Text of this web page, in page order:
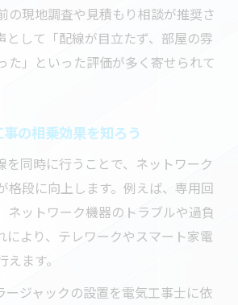
電気工事の関係性を知ろう
の現地調査や見積もり相談が推奨さ
として「配線が目立たず、部屋の雰
た」といった評価が多く寄せられて
の相乗効果を知ろう
を同時に行うことで、ネットワーク
格段に向上します。例えば、専用回
ネットワーク機器のトラブルや過負
により、テレワークやスマート家電
ます。
ージャックの設置を電気工事士に依